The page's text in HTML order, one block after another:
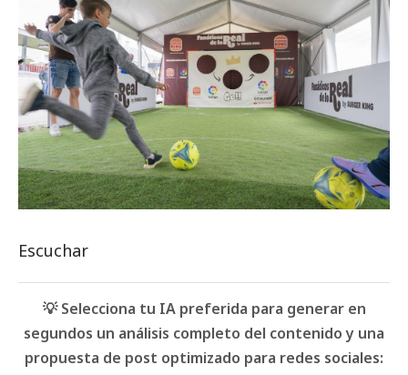
Escuchar
💡 Selecciona tu IA preferida para generar en
segundos un análisis completo del contenido y una
propuesta de post optimizado para redes sociales: